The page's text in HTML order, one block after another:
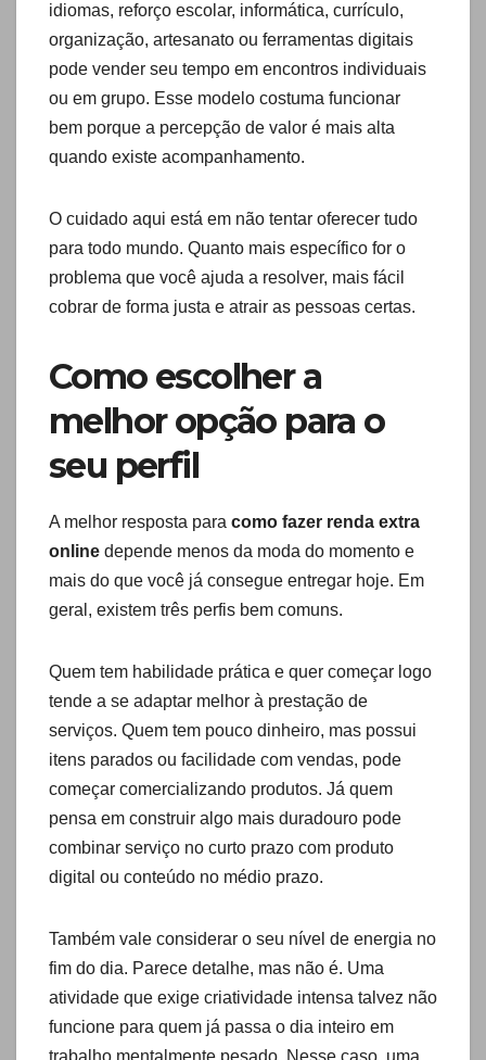
idiomas, reforço escolar, informática, currículo,
organização, artesanato ou ferramentas digitais
pode vender seu tempo em encontros individuais
ou em grupo. Esse modelo costuma funcionar
bem porque a percepção de valor é mais alta
quando existe acompanhamento.
O cuidado aqui está em não tentar oferecer tudo
para todo mundo. Quanto mais específico for o
problema que você ajuda a resolver, mais fácil
cobrar de forma justa e atrair as pessoas certas.
Como escolher a
melhor opção para o
seu perfil
A melhor resposta para como fazer renda extra
online depende menos da moda do momento e
mais do que você já consegue entregar hoje. Em
geral, existem três perfis bem comuns.
Quem tem habilidade prática e quer começar logo
tende a se adaptar melhor à prestação de
serviços. Quem tem pouco dinheiro, mas possui
itens parados ou facilidade com vendas, pode
começar comercializando produtos. Já quem
pensa em construir algo mais duradouro pode
combinar serviço no curto prazo com produto
digital ou conteúdo no médio prazo.
Também vale considerar o seu nível de energia no
fim do dia. Parece detalhe, mas não é. Uma
atividade que exige criatividade intensa talvez não
funcione para quem já passa o dia inteiro em